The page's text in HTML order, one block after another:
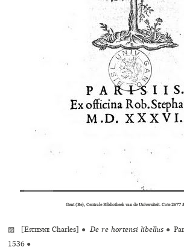
Gent (Be), Centrale Bibliotheek van de Universiteit. Cote 2677
▨ [Estienne Charles] ● De re hortensi libellus ●
1536 ●